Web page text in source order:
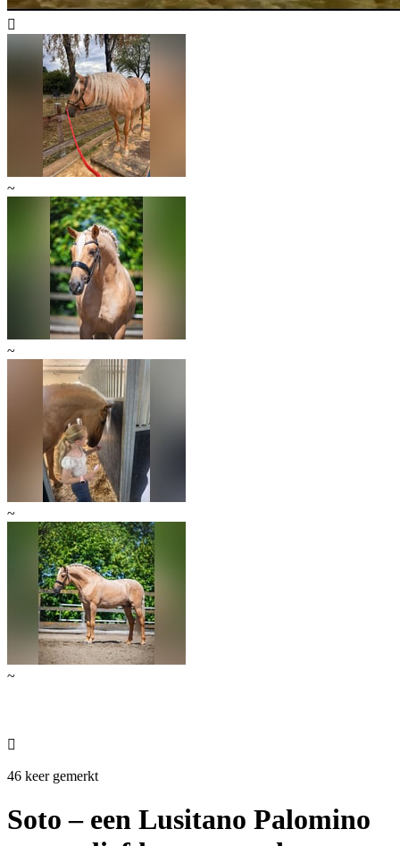

~
~
~
~

46 keer gemerkt
Soto – een Lusitano Palomino